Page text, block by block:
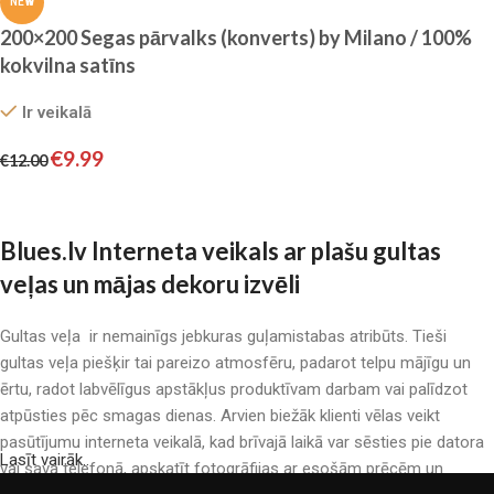
200×200 Segas pārvalks (konverts) by Milano / 100%
kokvilna satīns
Ir veikalā
€12.00€9.99
Blues.lv Interneta veikals ar plašu gultas
veļas un mājas dekoru izvēli
Gultas veļa ir nemainīgs jebkuras guļamistabas atribūts. Tieši
gultas veļa piešķir tai pareizo atmosfēru, padarot telpu mājīgu un
ērtu, radot labvēlīgus apstākļus produktīvam darbam vai palīdzot
atpūsties pēc smagas dienas. Arvien biežāk klienti vēlas veikt
pasūtījumu interneta veikalā, kad brīvajā laikā var sēsties pie datora
vai sava telefonā, apskatīt fotogrāfijas ar esošām prēcēm un
Lasīt vairāk..